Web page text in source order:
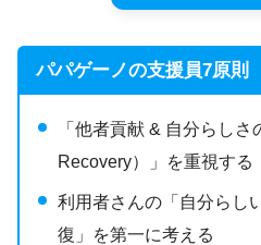
パパゲーノの支援員7原則
「他者貢献 & 自分らしさ
Recovery）」を重視する
利用者さんの「自分らし
復」を第一に考える